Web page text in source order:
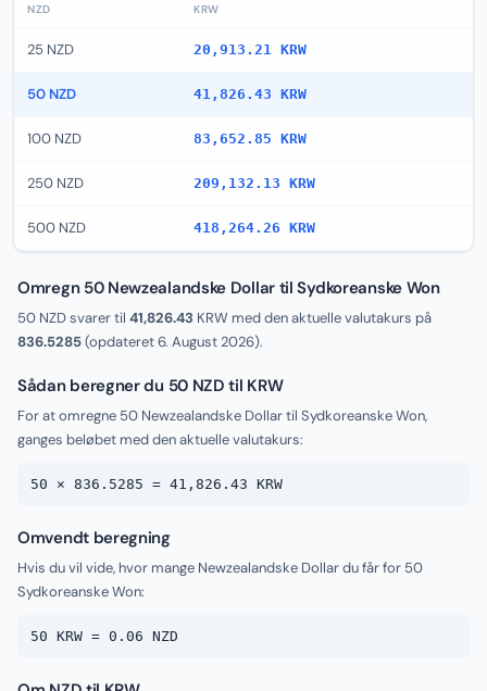
NZD KRW
25 NZD 20,913.21 KRW
50 NZD 41,826.43 KRW
100 NZD 83,652.85 KRW
250 NZD 209,132.13 KRW
500 NZD 418,264.26 KRW
Omregn 50 Newzealandske Dollar til Sydkoreanske Won
50 NZD svarer til 41,826.43 KRW med den aktuelle valutakurs på
836.5285(opdateret6. August 2026).
Sådan beregner du 50 NZD til KRW
For at omregne 50 Newzealandske Dollar til Sydkoreanske Won,
ganges beløbet med den aktuelle valutakurs:
50 × 836.5285 = 41,826.43 KRW
Omvendt beregning
Hvis du vil vide, hvor mange Newzealandske Dollar du får for 50
Sydkoreanske Won:
50 KRW = 0.06 NZD